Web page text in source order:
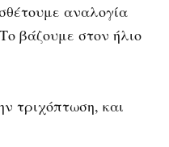
αναλογία
βάζουμε στον ήλιο
τριχόπτωση, και